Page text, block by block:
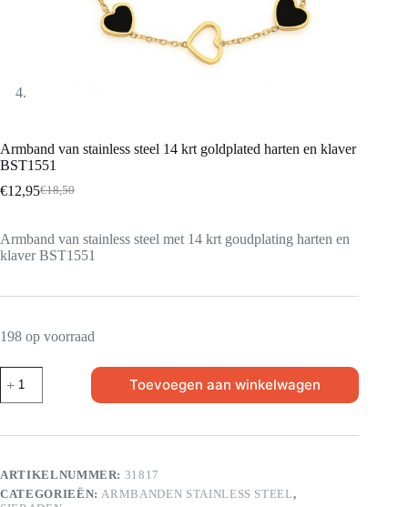
Armband van stainless steel 14 krt goldplated harten en klaver
BST1551
€18,50
€12,95
Armband van stainless steel met 14 krt goudplating harten en
klaver BST1551
198 op voorraad
Toevoegen aan winkelwagen
ARTIKELNUMMER: 31817
CATEGORIEËN: ARMBANDEN STAINLESS STEEL,